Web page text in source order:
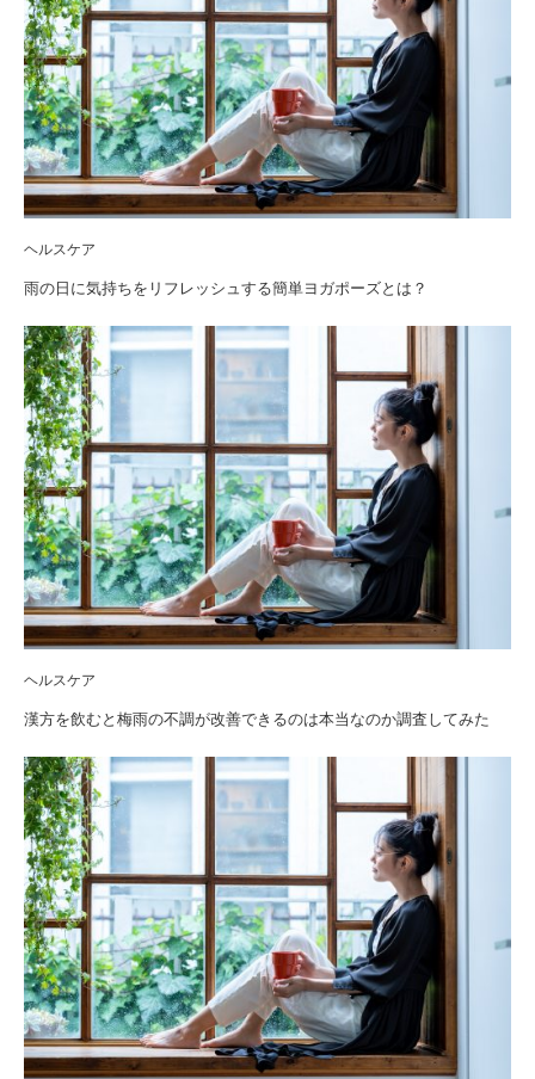
ヘルスケア
雨の日に気持ちをリフレッシュする簡単ヨガポーズとは？
ヘルスケア
漢方を飲むと梅雨の不調が改善できるのは本当なのか調査してみた